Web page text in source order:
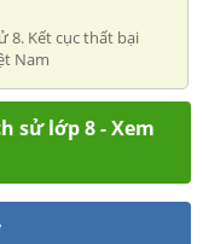
8. Kết cục thất bại
Nam
sử lớp 8 - Xem